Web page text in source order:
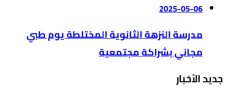
2025-05-06
مدرسة النزهة الثانوية المختلطة يوم طبي
مجاني بشراكة مجتمعية
جديد الأخبار